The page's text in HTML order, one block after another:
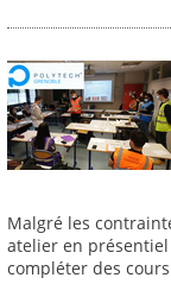
Malgré les
atelier en
compléter des